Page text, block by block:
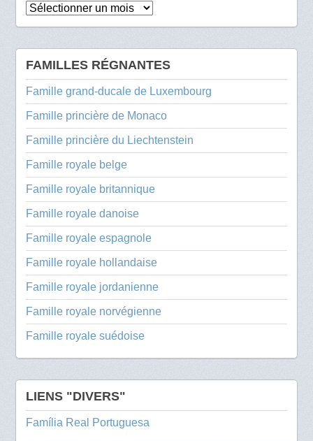
Archives
FAMILLES RÉGNANTES
Famille grand-ducale de Luxembourg
Famille princière de Monaco
Famille princière du Liechtenstein
Famille royale belge
Famille royale britannique
Famille royale danoise
Famille royale espagnole
Famille royale hollandaise
Famille royale jordanienne
Famille royale norvégienne
Famille royale suédoise
LIENS "DIVERS"
Família Real Portuguesa